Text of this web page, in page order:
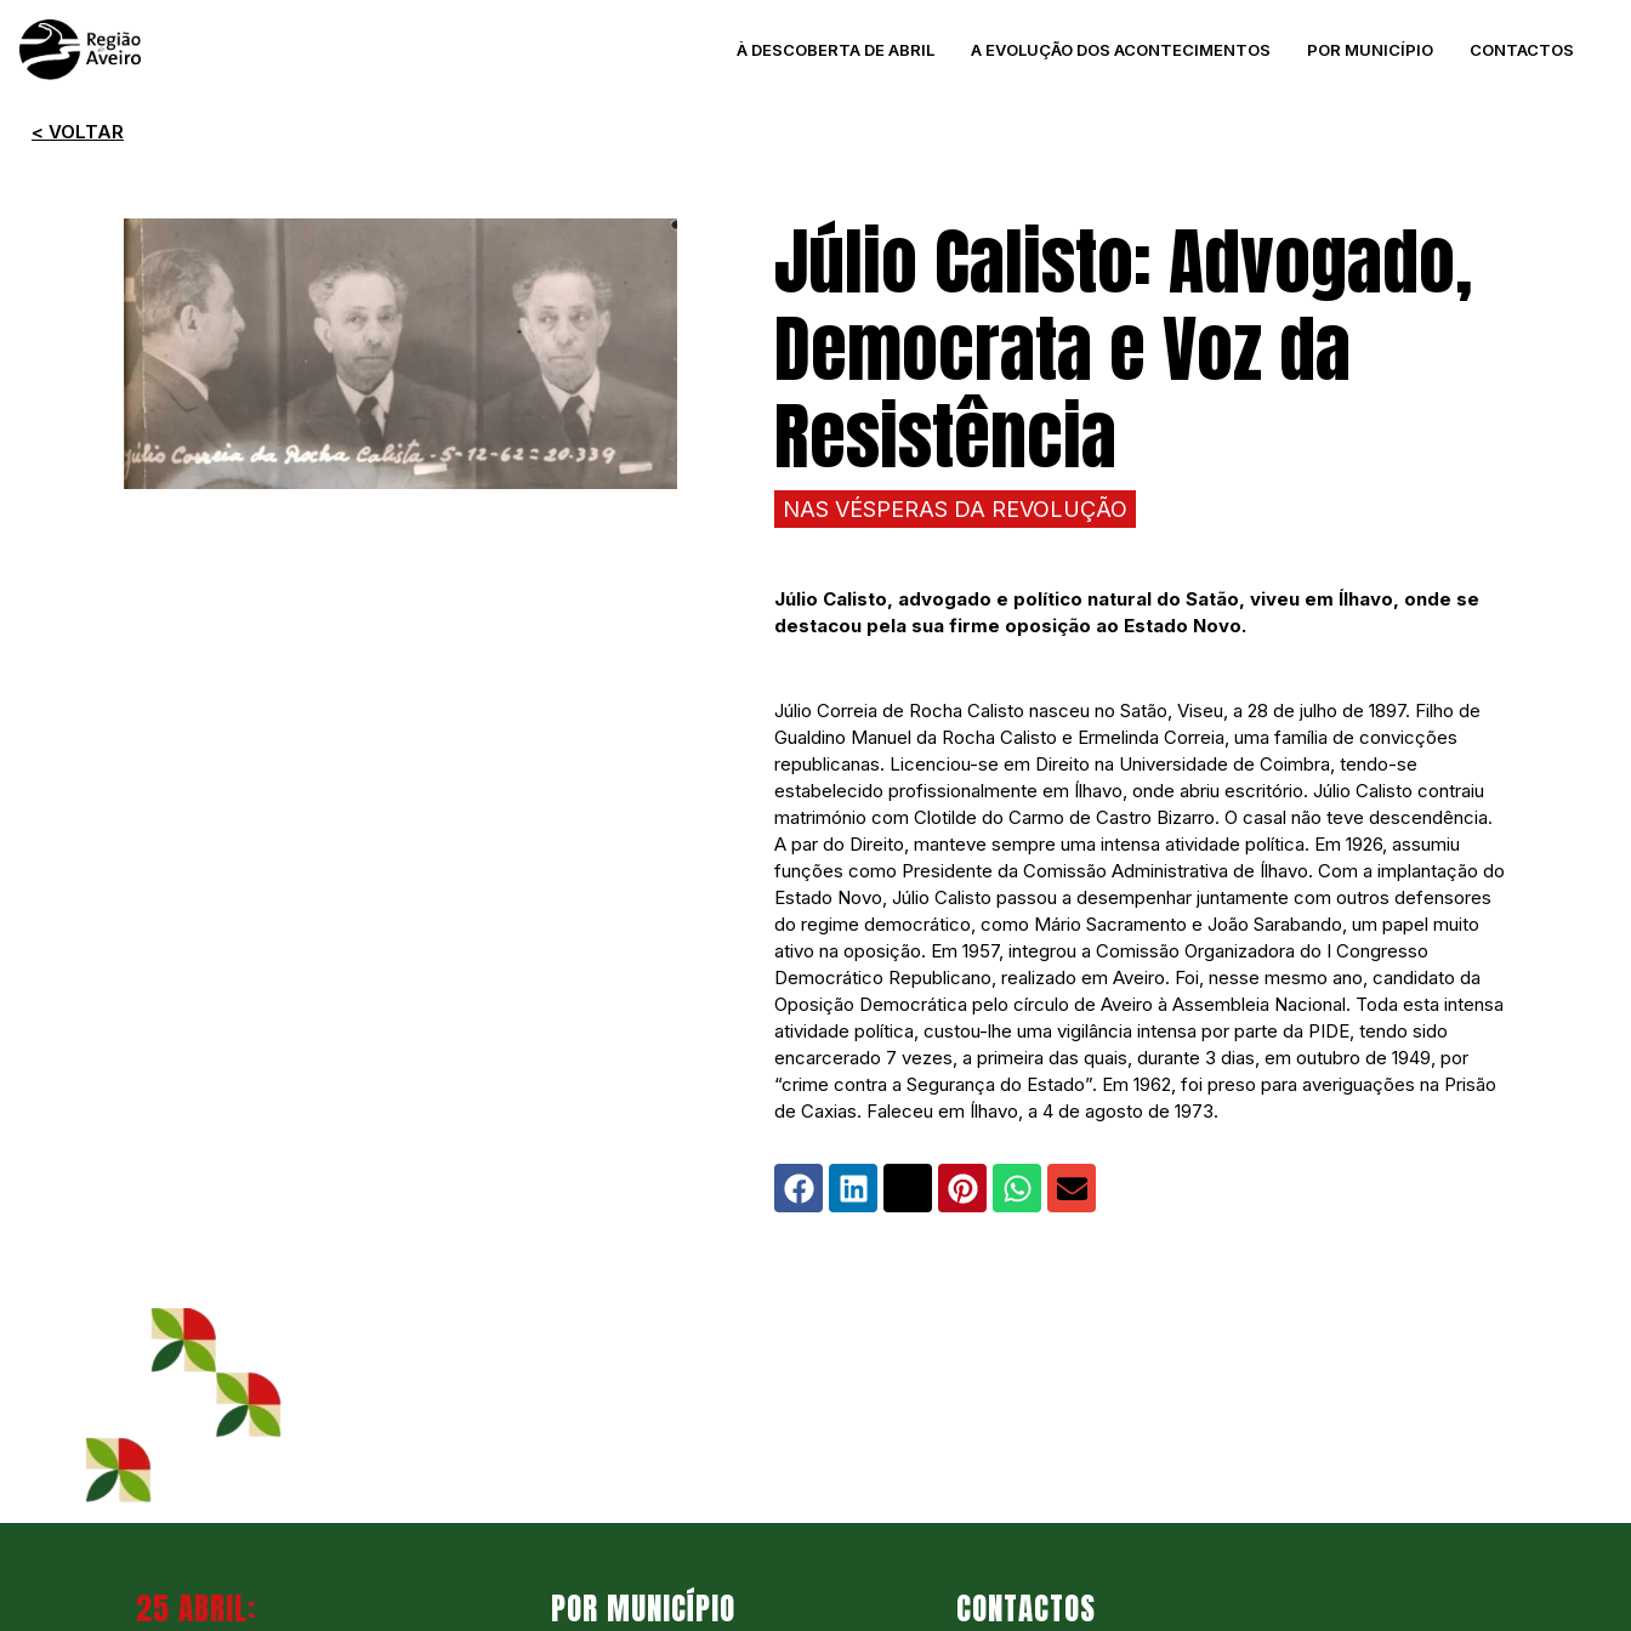
À DESCOBERTA DE ABRIL A EVOLUÇÃO DOS ACONTECIMENTOS POR MUNICÍPIO CONTACTOS
< VOLTAR
Júlio Calisto: Advogado,
Democrata e Voz da
Resistência
NAS VÉSPERAS DA REVOLUÇÃO
Júlio Calisto, advogado e político natural do Satão, viveu em Ílhavo, onde se
destacou pela sua firme oposição ao Estado Novo.
Júlio Correia de Rocha Calisto nasceu no Satão, Viseu, a 28 de julho de 1897. Filho de
Gualdino Manuel da Rocha Calisto e Ermelinda Correia, uma família de convicções
republicanas. Licenciou-se em Direito na Universidade de Coimbra, tendo-se
estabelecido profissionalmente em Ílhavo, onde abriu escritório. Júlio Calisto contraiu
matrimónio com Clotilde do Carmo de Castro Bizarro. O casal não teve descendência.
A par do Direito, manteve sempre uma intensa atividade política. Em 1926, assumiu
funções como Presidente da Comissão Administrativa de Ílhavo. Com a implantação do
Estado Novo, Júlio Calisto passou a desempenhar juntamente com outros defensores
do regime democrático, como Mário Sacramento e João Sarabando, um papel muito
ativo na oposição. Em 1957, integrou a Comissão Organizadora do I Congresso
Democrático Republicano, realizado em Aveiro. Foi, nesse mesmo ano, candidato da
Oposição Democrática pelo círculo de Aveiro à Assembleia Nacional. Toda esta intensa
atividade política, custou-lhe uma vigilância intensa por parte da PIDE, tendo sido
encarcerado 7 vezes, a primeira das quais, durante 3 dias, em outubro de 1949, por
“crime contra a Segurança do Estado”. Em 1962, foi preso para averiguações na Prisão
de Caxias. Faleceu em Ílhavo, a 4 de agosto de 1973.
25 ABRIL: POR MUNICÍPIO CONTACTOS